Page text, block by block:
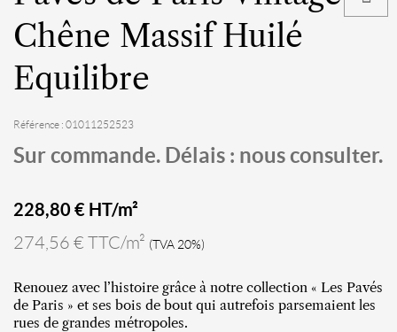
Chêne Massif Huilé
Equilibre
Référence : 01011252523
Sur commande. Délais : nous consulter.
228,80 € HT/m²
274,56 € TTC/m² (TVA 20%)
Renouez avec l’histoire grâce à notre collection « Les Pavés
de Paris » et ses bois de bout qui autrefois parsemaient les
rues de grandes métropoles.